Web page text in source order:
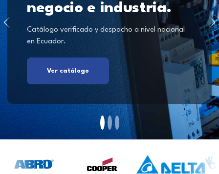
negocio e industria.
Catálogo verificado y despacho a nivel nacional
en Ecuador.
Ver catálogo